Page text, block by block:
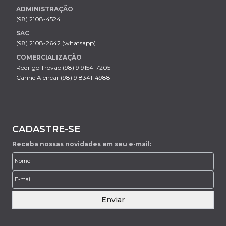
ADMINISTRAÇÃO
(98) 2108-4524
SAC
(98) 2108-2642 (whatsapp)
COMERCIALIZAÇÃO
Rodrigo Trovão (98) 9 9154-7205
Carine Alencar (98) 9 8341-4988
CADASTRE-SE
Receba nossas novidades em seu e-mail:
Enviar